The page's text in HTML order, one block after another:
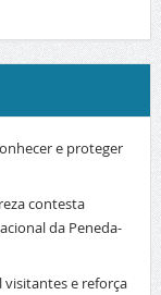
e proteger
contesta
da Peneda-
visitantes e reforça